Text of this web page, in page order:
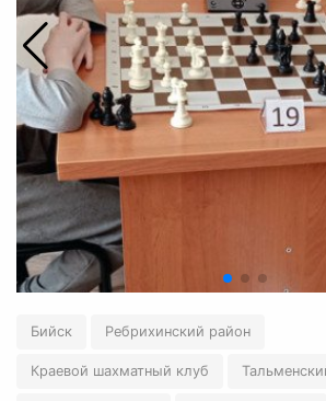
Бийск Ребрихинский район
Краевой шахматный клуб